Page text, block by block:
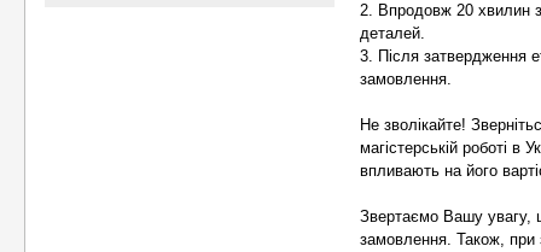
2. Впродовж 20 хвилин
деталей.
3. Після затвердження
замовлення.
Не зволікайте!
магістерській роботі в
впливають на його
Звертаємо Вашу увагу,
замовлення. Також, при